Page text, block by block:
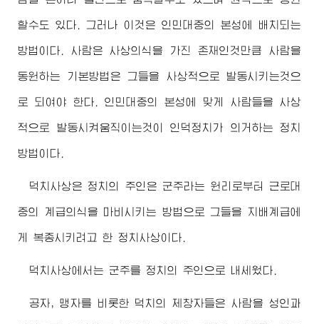
할수도 있다. 그러나 이것은 인민대중의 본성에 배치되는
방법이다. 사람은 사상의식을 가진 존재인것만큼 사람을
동원하는 기본방법은 그들을 사상적으로 발동시키는것으
로 되여야 한다. 인민대중의 본성에 맞게 사람들을 사상
적으로 발동시켜움직이는것이 인덕정치가 의거하는 정치
방법이다.
덕치사상은 정치의 주인은 군주라는 원리로부터 근로대
중의 계급의식을 마비시키는 방법으로 그들을 지배계급에
게 복종시키려고 한 정치사상이다.
덕치사상에서는 군주를 정치의 주인으로 내세웠다.
공자, 맹자를 비롯한 덕치의 제창자들은 사람을 성인과